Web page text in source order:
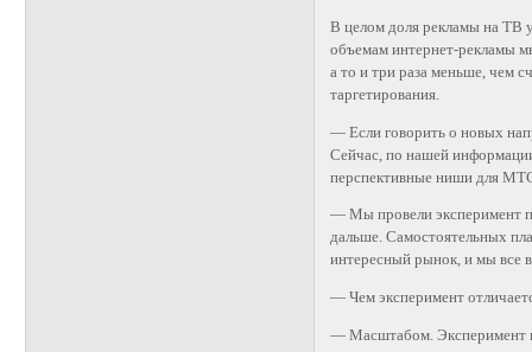
В целом доля рекламы на ТВ
объемам интернет-рекламы
а то и три раза меньше, чем
таргетирования.
— Если говорить о новых
Сейчас, по нашей
перспективные ниши для
— Мы провели эксперимент
дальше. Самостоятельных
интересный рынок, и мы все
— Чем эксперимент
— Масштабом. Эксперимент